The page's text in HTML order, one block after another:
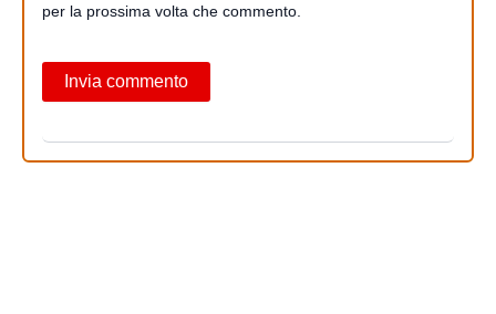
per la prossima volta che commento.